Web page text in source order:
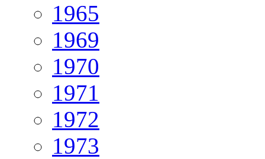
1965
1969
1970
1971
1972
1973